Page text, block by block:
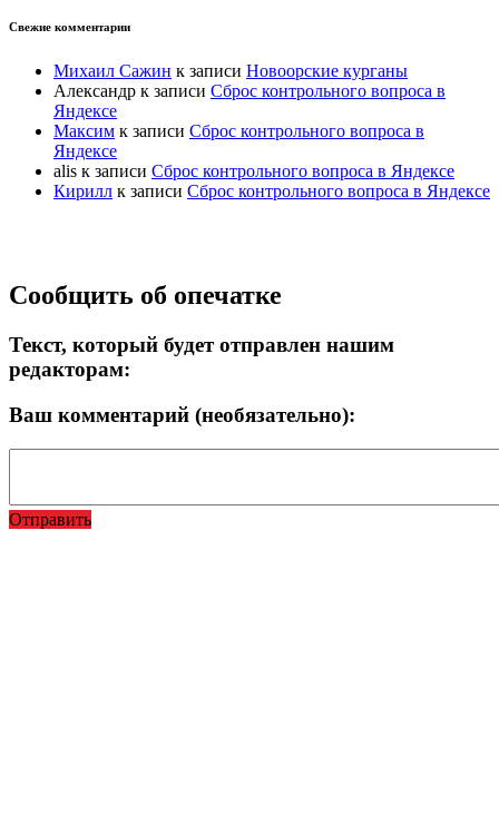
Свежие комментарии
Михаил Сажин к записи Новоорские курганы
Александр к записи Сброс контрольного вопроса в
Яндексе
Максим к записи Сброс контрольного вопроса в
Яндексе
alis к записи Сброс контрольного вопроса в Яндексе
Кирилл к записи Сброс контрольного вопроса в Яндексе
Прокрутка
вверх
Сообщить об опечатке
Текст, который будет отправлен нашим
редакторам:
Ваш комментарий (необязательно):
Отправить